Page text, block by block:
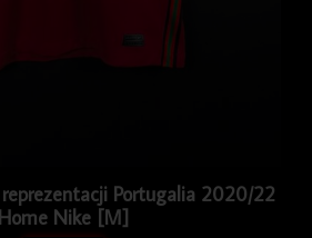
reprezentacji Portugalia 2020/22
Home Nike [M]